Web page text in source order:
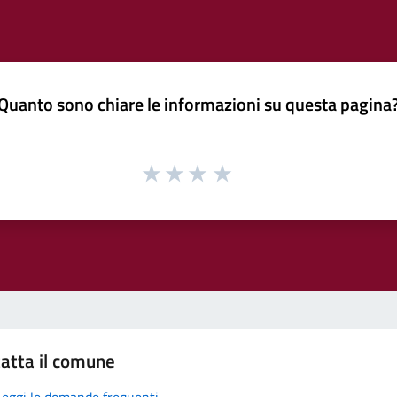
sono chiare le informazioni su questa
il comune